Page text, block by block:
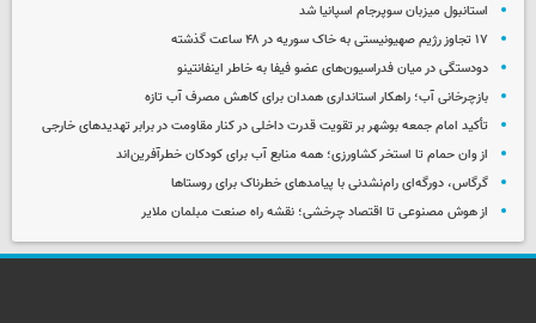
استانبول میزبان سوپرجام اسپانیا شد
۱۷ تجاوز رژیم صهیونیستی به خاک سوریه در ۴۸ ساعت گذشته
دودستگی در میان فدراسیون‌های عضو فیفا به خاطر اینفانتینو
بازچرخانی آب؛ راهکار استانداری همدان برای کاهش مصرف آب تازه
تأکید امام جمعه بوشهر بر تقویت قدرت داخلی در کنار مقاومت در برابر تهدیدهای خارجی
از وان حمام تا استخر کشاورزی؛ همه منابع آب برای کودکان خطرآفرین‌اند
گرگاس، دورگه‌ای رام‌نشدنی با پیامدهای خطرناک برای روستاها
از هوش مصنوعی تا اقتصاد چرخشی؛ نقشه راه صنعت مبلمان ملایر